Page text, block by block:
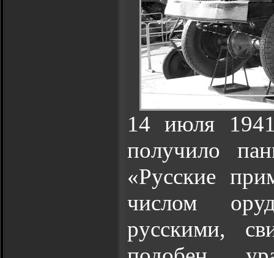
14 июля 1941
получило
«Русские
числом
русскими,